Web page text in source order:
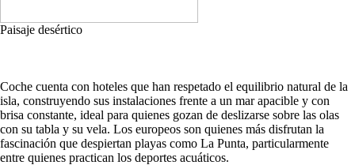
Paisaje desértico
Coche cuenta con hoteles que han respetado el equilibrio natural de la
isla, construyendo sus instalaciones frente a un mar apacible y con
brisa constante, ideal para quienes gozan de deslizarse sobre las olas
con su tabla y su vela. Los europeos son quienes más disfrutan la
fascinación que despiertan playas como La Punta, particularmente
entre quienes practican los deportes acuáticos.